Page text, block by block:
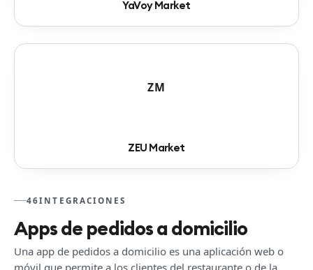
YaVoy Market
ZM
ZEU Market
46INTEGRACIONES
Apps de pedidos a domicilio
Una app de pedidos a domicilio es una aplicación web o
móvil que permite a los clientes del restaurante o de la